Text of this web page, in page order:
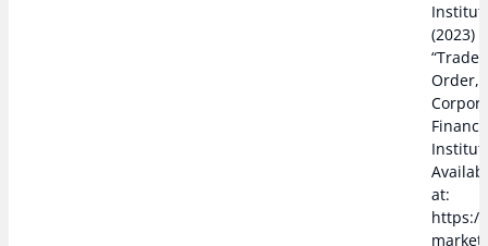
(2023)
“Trade
Order,”
Finance
at:
https://